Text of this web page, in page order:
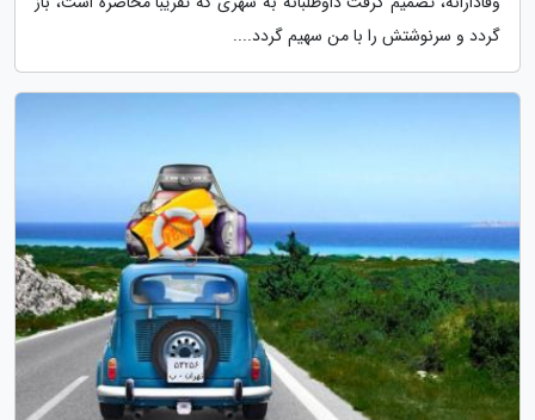
گردد و سرنوشتش را با من سهیم گردد....